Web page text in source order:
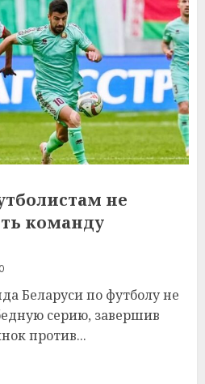
не
команду
0
Беларуси по футболу не
серию, завершив
против...